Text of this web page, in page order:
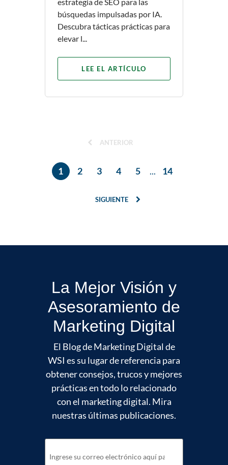
búsquedas impulsadas por IA.
Descubra tácticas prácticas para
elevar l...
LEE EL ARTÍCULO
ANTERIOR
1 2 3 4 5 ... 14
SIGUIENTE
La Mejor Visión y
Asesoramiento de
Marketing Digital
El Blog de Marketing Digital de
WSI es su lugar de referencia para
obtener consejos, trucos y mejores
prácticas en todo lo relacionado
con el marketing digital. Mira
nuestras últimas publicaciones.